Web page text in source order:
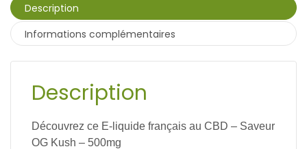
Description
Informations complémentaires
Description
Découvrez ce E-liquide français au CBD – Saveur
OG Kush – 500mg